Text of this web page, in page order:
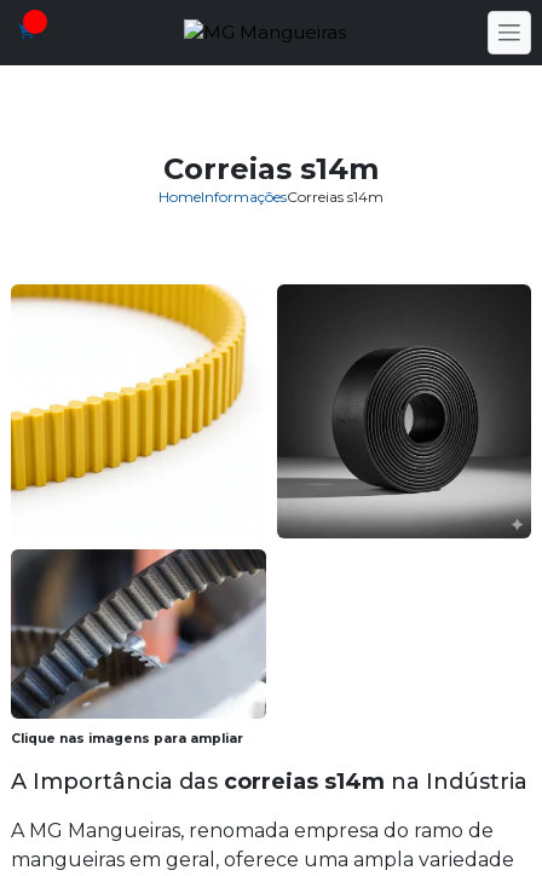
HomeInformaçõesCorreias s14m
Correias s14m
Clique nas imagens para ampliar
A Importância das correias s14m na Indústria
A MG Mangueiras, renomada empresa do ramo de
mangueiras em geral, oferece uma ampla variedade